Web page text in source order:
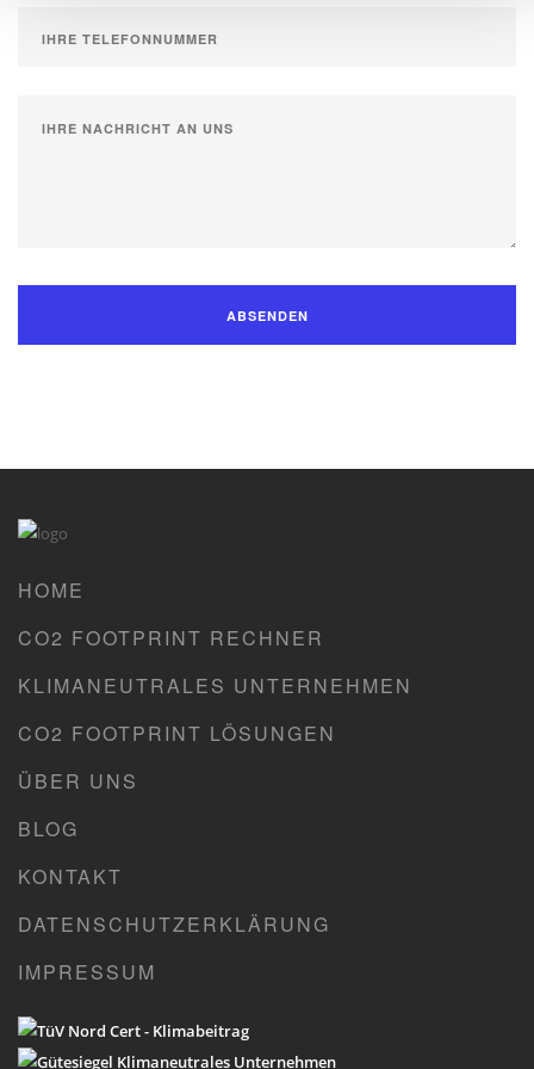
ABSENDEN
HOME
CO2 FOOTPRINT RECHNER
KLIMANEUTRALES UNTERNEHMEN
CO2 FOOTPRINT LÖSUNGEN
ÜBER UNS
BLOG
KONTAKT
DATENSCHUTZERKLÄRUNG
IMPRESSUM